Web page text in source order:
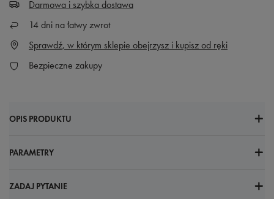
Darmowa i szybka dostawa
14 dni na łatwy zwrot
Sprawdź, w którym sklepie obejrzysz i kupisz od ręki
Bezpieczne zakupy
OPIS PRODUKTU
PARAMETRY
ZADAJ PYTANIE